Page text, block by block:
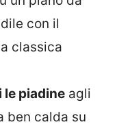
con il
classica
le piadine agli
ben calda su